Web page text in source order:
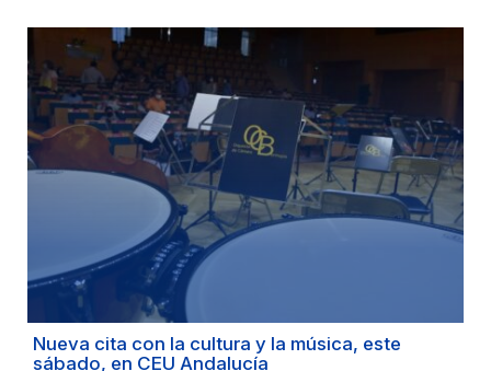
Nueva cita con la cultura y la música, este
sábado, en CEU Andalucía